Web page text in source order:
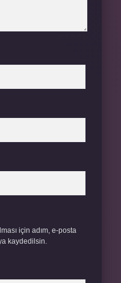
için adım, e-posta
kaydedilsin.